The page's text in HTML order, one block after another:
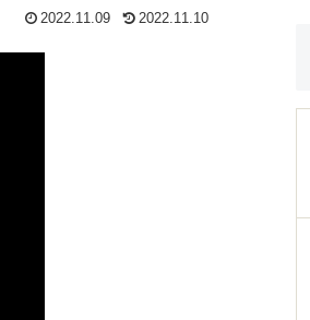
2022.11.09 2022.11.10